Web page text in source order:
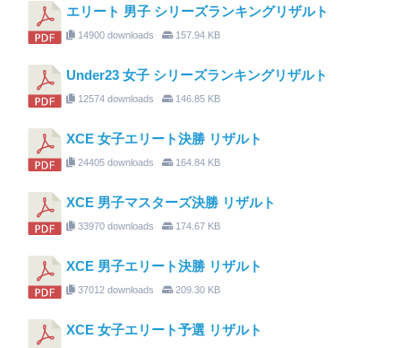
エリート 男子 シリーズランキングリザルト
14900 downloads 157.94 KB
Under23 女子 シリーズランキングリザルト
12574 downloads 146.85 KB
XCE 女子エリート決勝 リザルト
24405 downloads 164.84 KB
XCE 男子マスターズ決勝 リザルト
33970 downloads 174.67 KB
XCE 男子エリート決勝 リザルト
37012 downloads 209.30 KB
XCE 女子エリート予選 リザルト